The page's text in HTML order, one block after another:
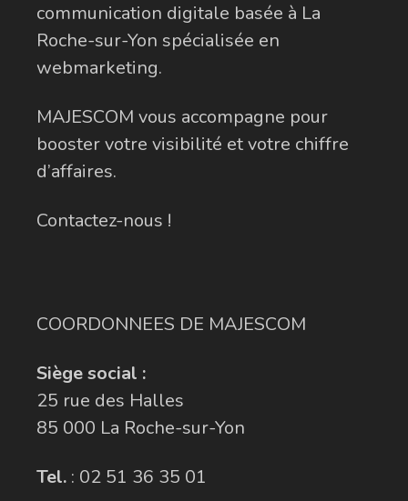
communication digitale basée à La
Roche-sur-Yon spécialisée en
webmarketing.
MAJESCOM vous accompagne pour
booster votre visibilité et votre chiffre
d’affaires.
Contactez-nous !
COORDONNEES DE MAJESCOM
Siège social :
25 rue des Halles
85 000 La Roche-sur-Yon
Tel. : 02 51 36 35 01